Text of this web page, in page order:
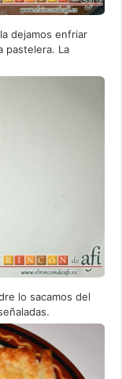
dejamos enfriar
pastelera. La
lo sacamos del